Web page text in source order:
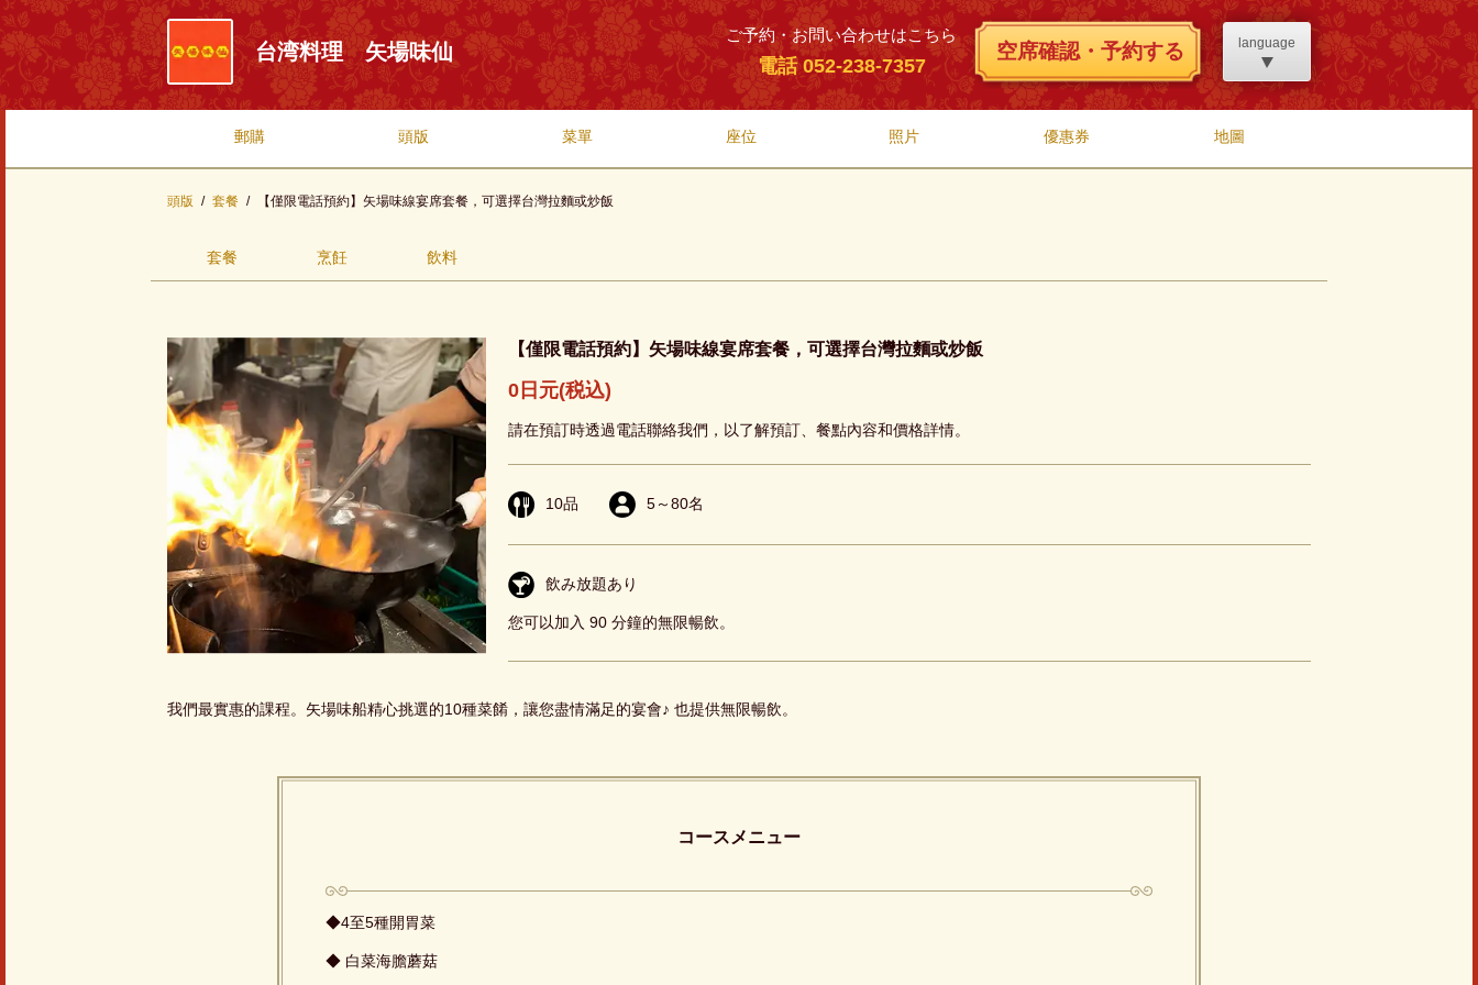
台湾料理 矢場味仙
ご予約・お問い合わせはこちら
電話 052-238-7357
空席確認・予約する language
郵購 頭版 菜單 座位 照片 優惠券 地圖
頭版 套餐 【僅限電話預約】矢場味線宴席套餐，可選擇台灣拉麵或炒飯
套餐 烹飪 飲料
【僅限電話預約】矢場味線宴席套餐，可選擇台灣拉麵或炒飯
0日元(税込)
請在預訂時透過電話聯絡我們，以了解預訂、餐點內容和價格詳情。
10品 5～80名
飲み放題あり
您可以加入 90 分鐘的無限暢飲。
我們最實惠的課程。矢場味船精心挑選的10種菜餚，讓您盡情滿足的宴會♪ 也提供無限暢飲。
コースメニュー
◆4至5種開胃菜
◆ 白菜海膽蘑菇